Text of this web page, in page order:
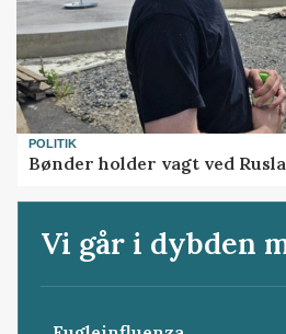
POLITIK
Bønder holder vagt ved
Vi går i dybden